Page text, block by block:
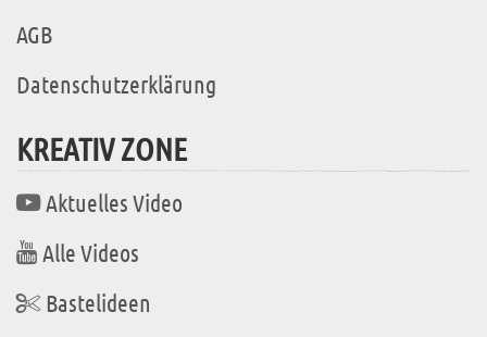
AGB
Datenschutzerklärung
KREATIV ZONE
Aktuelles Video
Alle Videos
Bastelideen